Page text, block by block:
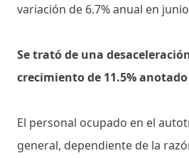
variación de 6.7% anual en
Se trató de una
crecimiento de 11.5%
El personal ocupado en el
general, dependiente de la